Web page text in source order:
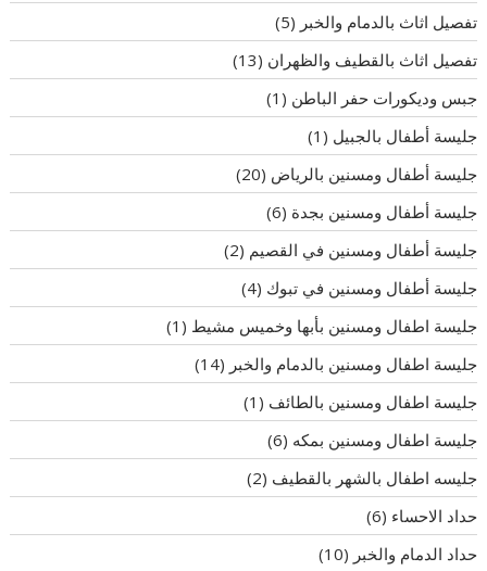
تفصيل اثاث بالدمام والخبر (5)
تفصيل اثاث بالقطيف والظهران (13)
جبس وديكورات حفر الباطن (1)
جليسة أطفال بالجبيل (1)
جليسة أطفال ومسنين بالرياض (20)
جليسة أطفال ومسنين بجدة (6)
جليسة أطفال ومسنين في القصيم (2)
جليسة أطفال ومسنين في تبوك (4)
جليسة اطفال ومسنين بأبها وخميس مشيط (1)
جليسة اطفال ومسنين بالدمام والخبر (14)
جليسة اطفال ومسنين بالطائف (1)
جليسة اطفال ومسنين بمكه (6)
جليسه اطفال بالشهر بالقطيف (2)
حداد الاحساء (6)
حداد الدمام والخبر (10)